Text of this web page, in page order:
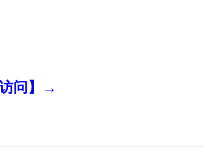
问】→